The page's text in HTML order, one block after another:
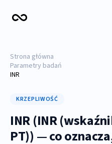
Strona główna
Parametry badań
INR
KRZEPLIWOŚĆ
INR (INR
PT)) — co